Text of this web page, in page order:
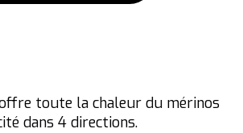
toute la chaleur du mérinos
dans 4 directions.